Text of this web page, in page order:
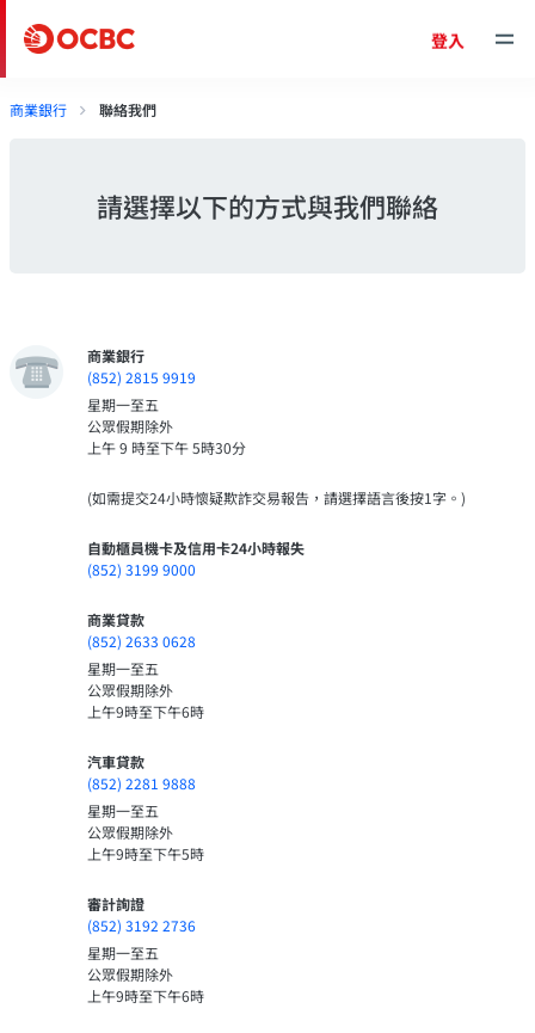
登入
商業銀行 聯絡我們
請選擇以下的方式與我們聯絡
商業銀行
(852) 2815 9919
星期一至五
公眾假期除外
上午 9 時至下午 5時30分
(如需提交24小時懷疑欺詐交易報告，請選擇語言後按1字。)
自動櫃員機卡及信用卡24小時報失
(852) 3199 9000
商業貸款
(852) 2633 0628
星期一至五
公眾假期除外
上午9時至下午6時
汽車貸款
(852) 2281 9888
星期一至五
公眾假期除外
上午9時至下午5時
審計詢證
(852) 3192 2736
星期一至五
公眾假期除外
上午9時至下午6時